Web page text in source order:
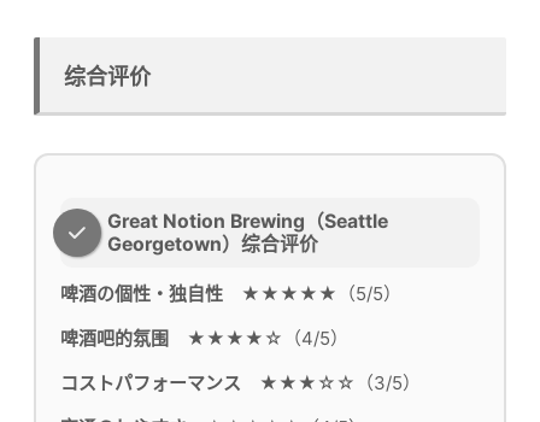
综合评价
Great Notion Brewing（Seattle
Georgetown）综合评价
啤酒の個性・独自性 ★★★★★（5/5）
啤酒吧的氛围 ★★★★☆（4/5）
コストパフォーマンス ★★★☆☆（3/5）